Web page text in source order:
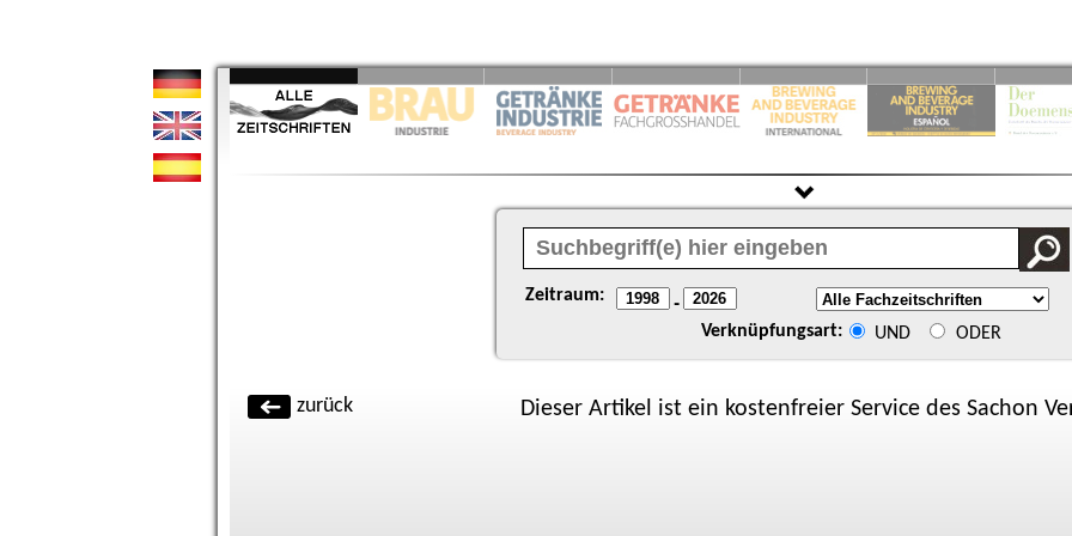
Zeitraum: -
Verknüpfungsart: UND ODER
zurück Dieser Artikel ist ein kostenfreier Service des Sachon